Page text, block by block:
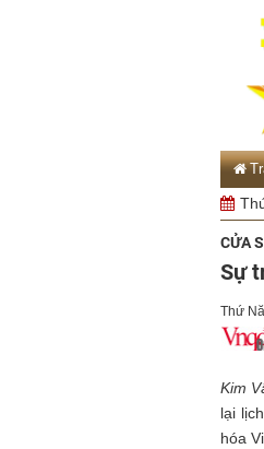
CỬA
Sự
Thứ
Kim
lại
hóa